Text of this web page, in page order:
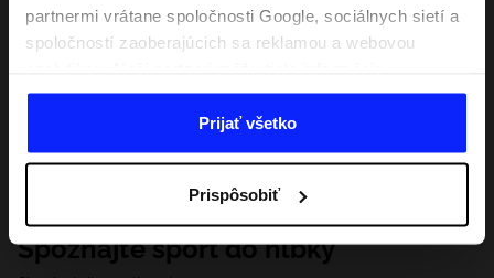
partnermi vrátane spoločnosti Google, sociálnych sietí a
spoločností zaoberajúcich sa reklamou a webovou
kombinovať s inými, ktoré poskytnete mimo tejto
webovej stránky, ako aj s údajmi, ktoré získajú v
dôsledku vášho používania ich služieb. S vaším
našim partnerom, aby sme zacielili a zlepšili spôsob
zobrazovania online reklamy, vykonali analytický
prieskum, upravili obsah a zlepšili riešenia ponúkané
Prijať všetko
Prispôsobiť
Spoznajte šport do hĺbky